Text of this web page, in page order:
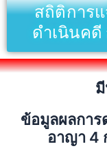
สถิติการ
ดำเนินคดี
ข้อมูลผลการ
อาญา 4